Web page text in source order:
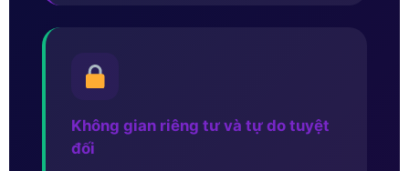
Không gian riêng tư và tự do tuyệt
đối